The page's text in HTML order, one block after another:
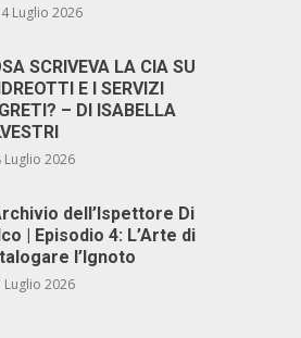
Luglio 2026
SCRIVEVA LA CIA SU
E I SERVIZI
– DI ISABELLA
Luglio 2026
dell’Ispettore Di
| Episodio 4: L’Arte di
l’Ignoto
Luglio 2026